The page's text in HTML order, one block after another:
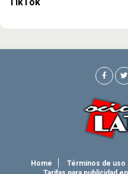
Home Términos de uso